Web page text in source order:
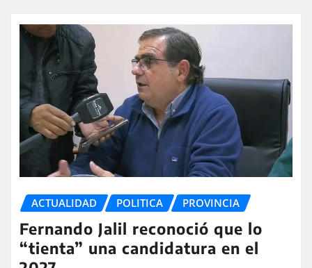
ACTUALIDAD POLITICA PROVINCIA
Fernando Jalil reconoció que lo
“tienta” una candidatura en el